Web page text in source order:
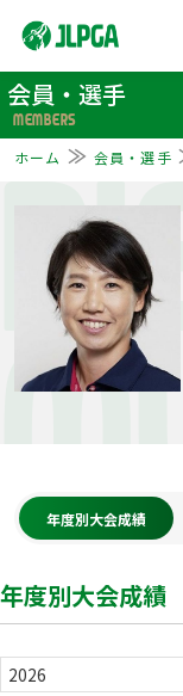
会員・選手
MEMBERS
ホーム 会員・選手
年度別大会成績
年度別大会成績